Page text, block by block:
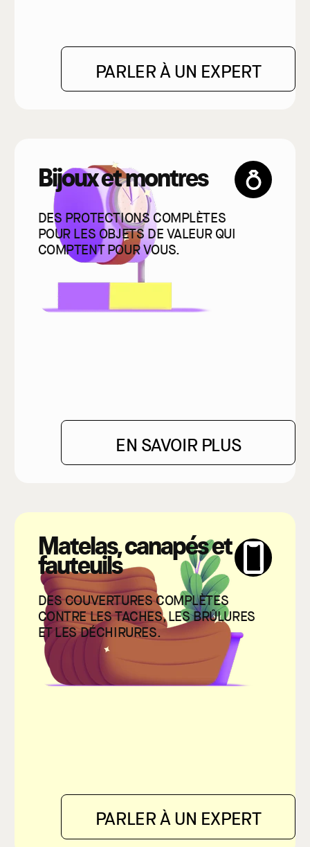
PARLER À UN EXPERT
Bijoux et montres
DES PROTECTIONS COMPLÈTES
POUR LES OBJETS DE VALEUR QUI
COMPTENT POUR VOUS.
EN SAVOIR PLUS
Matelas, canapés et
fauteuils
DES COUVERTURES COMPLÈTES
CONTRE LES TACHES, LES BRÛLURES
ET LES DÉCHIRURES.
PARLER À UN EXPERT